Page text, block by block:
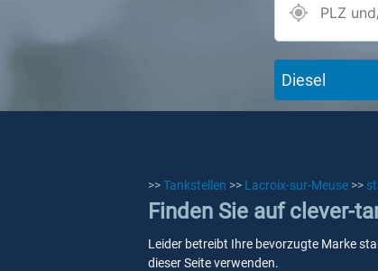
Diesel
>>Tankstellen >> Lacroix-sur-Meuse >>
Finden Sie auf clever-
Leider betreibt Ihre bevorzugte Marke
dieser Seite verwenden.